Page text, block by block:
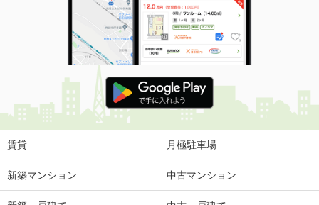
賃貸 月極駐車場
新築マンション 中古マンション